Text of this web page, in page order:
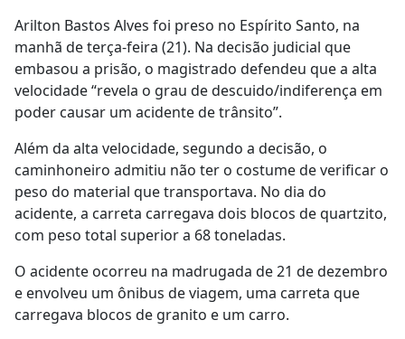
Arilton Bastos Alves foi preso no Espírito Santo, na
manhã de terça-feira (21). Na decisão judicial que
embasou a prisão, o magistrado defendeu que a alta
velocidade “revela o grau de descuido/indiferença em
poder causar um acidente de trânsito”.
Além da alta velocidade, segundo a decisão, o
caminhoneiro admitiu não ter o costume de verificar o
peso do material que transportava. No dia do
acidente, a carreta carregava dois blocos de quartzito,
com peso total superior a 68 toneladas.
O acidente ocorreu na madrugada de 21 de dezembro
e envolveu um ônibus de viagem, uma carreta que
carregava blocos de granito e um carro.